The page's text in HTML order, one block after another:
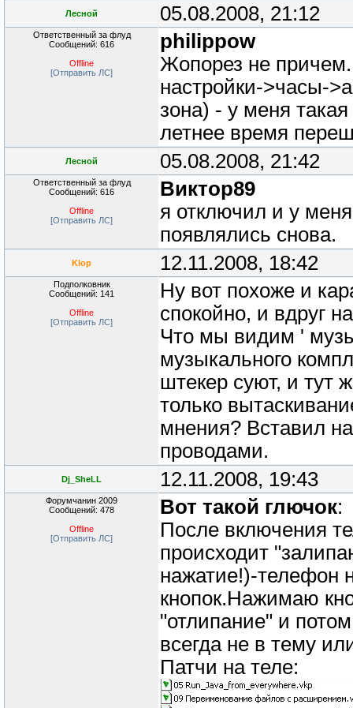
Лесной 05.08.2008, 21:12
Ответственный за флуд
Сообщений: 616
Offline
[Отправить ЛС]
philippow
Жопорез не
настройки->часы-
зона) - у меня
летнее время
Лесной 05.08.2008, 21:42
Ответственный за флуд
Сообщений: 616
Offline
[Отправить ЛС]
Виктор89
я отключил и у
появлялись снова.
Klop 12.11.2008, 18:42
Подполковник
Сообщений: 141
Offline
[Отправить ЛС]
Ну вот похоже и
спокойно, и вдруг
Что мы видим '
музыкального
штекер суют, и тут
только
мнения? Вставил
проводами.
Dj_SheLL 12.11.2008, 19:43
Форумчанин 2009
Сообщений: 478
Offline
[Отправить ЛС]
Вот такой глючок:
После включения
происходит
нажатие!)-телефон
кнопок.Нажимаю
"отлипание" и
всегда не в тему
Патчи на теле: